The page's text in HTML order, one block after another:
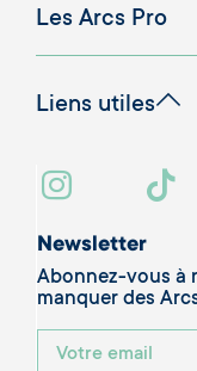
Les Arcs Pro
Liens utiles
Newsletter
Abonnez-vous à
manquer des